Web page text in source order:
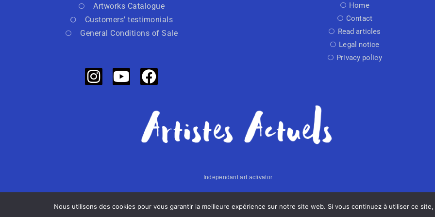
Artworks Catalogue
Customers' testimonials
General Conditions of Sale
Home
Contact
Read articles
Legal notice
Privacy policy
Independant art activator
Made with by
Nous utilisons des cookies pour vous garantir la meilleure expérience sur notre site web. Si vous continuez à utiliser ce